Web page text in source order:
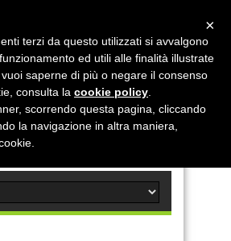
×
terzi da questo utilizzati si avvalgono
ed utili alle finalità illustrate
saperne di più o negare il consenso
consulta la cookie policy
scorrendo questa pagina, cliccando
la navigazione in altra maniera,